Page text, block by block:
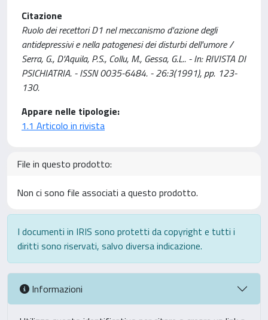
Citazione
Ruolo dei recettori D1 nel meccanismo d'azione degli
antidepressivi e nella patogenesi dei disturbi dell'umore /
Serra, G., D'Aquila, P.S., Collu, M., Gessa, G.L.. - In: RIVISTA DI
PSICHIATRIA. - ISSN 0035-6484. - 26:3(1991), pp. 123-
130.
Appare nelle tipologie:
1.1 Articolo in rivista
File in questo prodotto:
Non ci sono file associati a questo prodotto.
I documenti in IRIS sono protetti da copyright e tutti i
diritti sono riservati, salvo diversa indicazione.
Informazioni